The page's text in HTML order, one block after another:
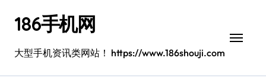
186手机网
大型手机资讯类网站！ https://www.186shouji.com